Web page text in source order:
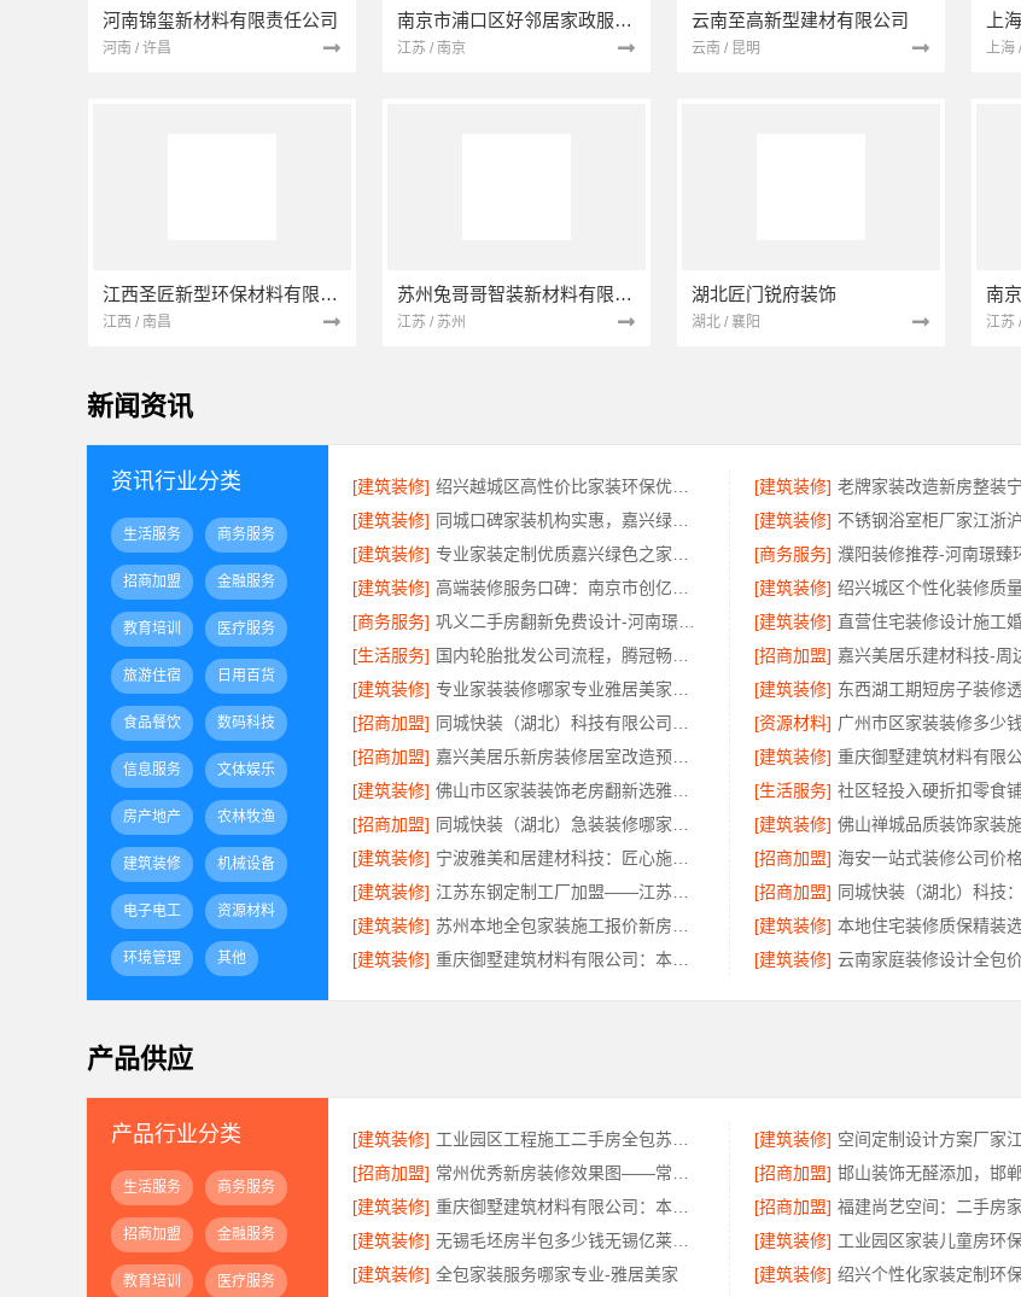
河南锦玺新材料有限责任公司
河南 / 许昌
南京市浦口区好邻居家政服务中心
江苏 / 南京
云南至高新型建材有限公司
云南 / 昆明
上
上海
江西圣匠新型环保材料有限公司
江西 / 南昌
苏州兔哥哥智装新材料有限公司
江苏 / 苏州
湖北匠门锐府装饰
湖北 / 襄阳 江苏
新闻资讯
资讯行业分类
生活服务 商务服务
招商加盟 金融服务
教育培训 医疗服务
旅游住宿 日用百货
食品餐饮 数码科技
信息服务 文体娱乐
房产地产 农林牧渔
建筑装修 机械设备
电子电工 资源材料
环境管理 其他
[建筑装修] [建筑装修]
[建筑装修]
[建筑装修]
[建筑装修]
[商务服务]
[建筑装修]
[建筑装修]
[商务服务]
[建筑装修]
[生活服务]
[招商加盟]
[建筑装修]
[建筑装修]
[招商加盟]
[资源材料]
[招商加盟]
[建筑装修]
[建筑装修]
[生活服务]
[招商加盟]
[建筑装修]
[建筑装修]
[招商加盟]
[建筑装修]
[招商加盟]
[建筑装修]
[建筑装修]
[建筑装修]
[建筑装修]
产品供应
产品行业分类
生活服务 商务服务
招商加盟 金融服务
教育培训 医疗服务
[建筑装修] [建筑装修] 空间定制设计方案厂家
[招商加盟]
[招商加盟]
[建筑装修]
[招商加盟]
[建筑装修]
[建筑装修]
[建筑装修] 全包家装服务哪家专业-雅居美家 [建筑装修]